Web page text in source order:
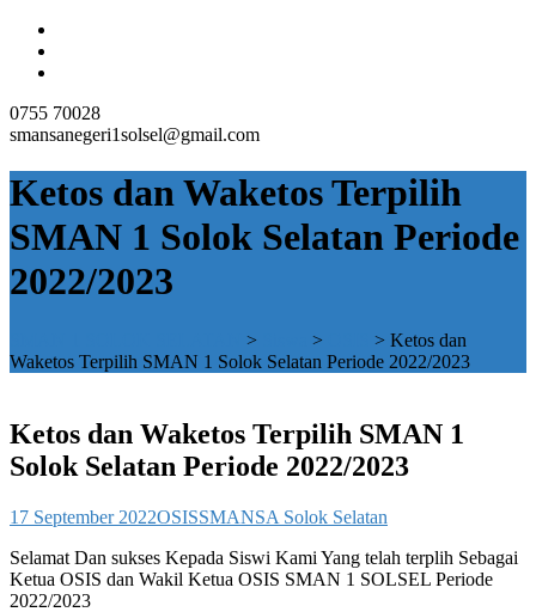
0755 70028
smansanegeri1solsel@gmail.com
Ketos dan Waketos Terpilih
SMAN 1 Solok Selatan Periode
2022/2023
> > > Ketos dan
Waketos Terpilih SMAN 1 Solok Selatan Periode 2022/2023
Ketos dan Waketos Terpilih SMAN 1
Solok Selatan Periode 2022/2023
17 September 2022OSISSMANSA Solok Selatan
Selamat Dan sukses Kepada Siswi Kami Yang telah terplih Sebagai
Ketua OSIS dan Wakil Ketua OSIS SMAN 1 SOLSEL Periode
2022/2023